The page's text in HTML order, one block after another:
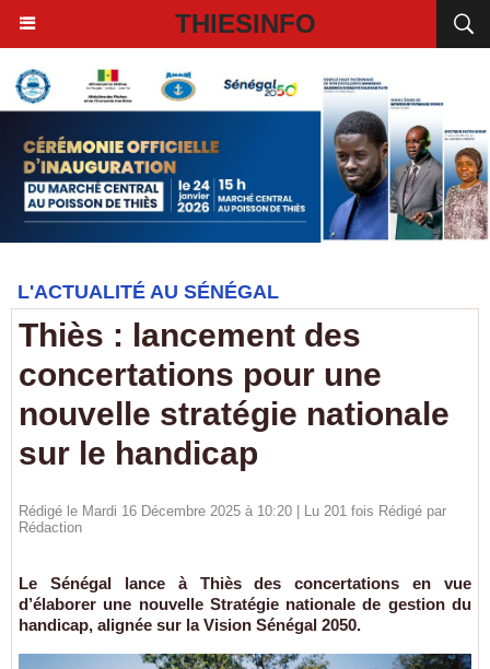
THIESINFO
L'ACTUALITÉ AU SÉNÉGAL
Thiès : lancement des
concertations pour une
nouvelle stratégie nationale
sur le handicap
Rédigé le Mardi 16 Décembre 2025 à 10:20 | Lu 201 fois Rédigé par
Rédaction
Le Sénégal lance à Thiès des concertations en vue
d’élaborer une nouvelle Stratégie nationale de gestion du
handicap, alignée sur la Vision Sénégal 2050.